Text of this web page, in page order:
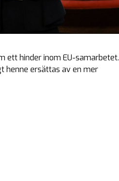
ett hinder inom EU-samarbetet.
henne ersättas av en mer